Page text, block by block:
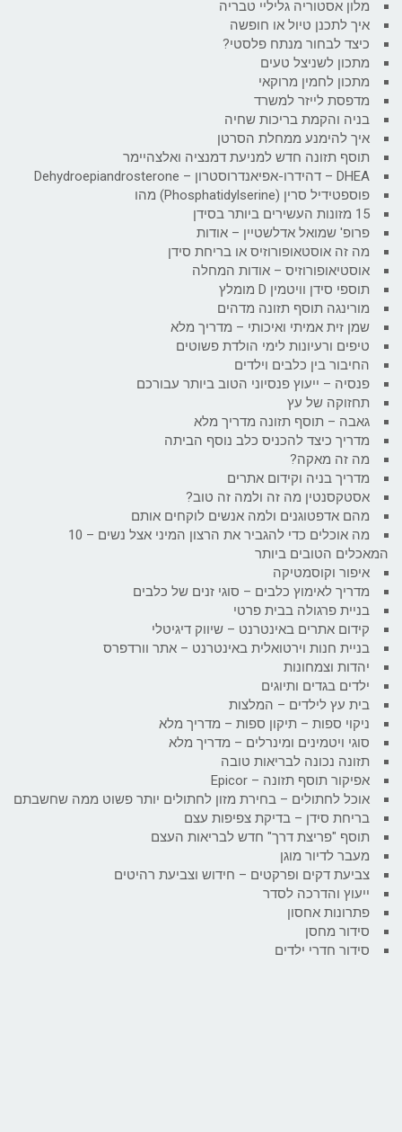
מלון אסטוריה גליליי טבריה
איך לתכנן טיול או חופשה
כיצד לבחור מנתח פלסטי?
מתכון לשניצל טעים
מתכון לחמין מרוקאי
מדפסת לייזר למשרד
בניה והקמת בריכות שחיה
איך להימנע ממחלת הסרטן
תוסף תזונה חדש למניעת דמנציה ואלצהיימר
DHEA – דהידרו-אפיאנדרוסטרון – Dehydroepiandrosterone
פוספטידיל סרין (Phosphatidylserine) מהו
15 מזונות העשירים ביותר בסידן
פרופ' שמואל אדלשטיין – אודות
מה זה אוסטאופורוזיס או בריחת סידן
אוסטיאופורוזיס – אודות המחלה
תוספי סידן וויטמין D מומלץ
מורינגה תוסף תזונה מדהים
שמן זית אמיתי ואיכותי – מדריך מלא
טיפים ורעיונות לימי הולדת פשוטים
החיבור בין כלבים וילדים
פנסיה – ייעוץ פנסיוני הטוב ביותר עבורכם
תחזוקה של עץ
גאבה – תוסף תזונה מדריך מלא
מדריך כיצד להכניס כלב נוסף הביתה
מה זה מאקה?
מדריך בניה וקידום אתרים
אסטקסנטין מה זה ולמה זה טוב?
מהם אדפטוגנים ולמה אנשים לוקחים אותם
מה אוכלים כדי להגביר את הרצון המיני אצל נשים – 10
המאכלים הטובים ביותר
איפור וקוסמטיקה
מדריך לאימוץ כלבים – סוגי זנים של כלבים
בניית פרגולה בבית פרטי
קידום אתרים באינטרנט – שיווק דיגיטלי
בניית חנות וירטואלית באינטרנט – אתר וורדפרס
יהדות וצמחונות
ילדים בגדים ותיוגים
בית עץ לילדים – המלצות
ניקוי ספות – תיקון ספות – מדריך מלא
סוגי ויטמינים ומינרלים – מדריך מלא
תזונה נכונה לבריאות טובה
אפיקור תוסף תזונה – Epicor
אוכל לחתולים – בחירת מזון לחתולים יותר פשוט ממה שחשבתם
בריחת סידן – בדיקת צפיפות עצם
תוסף "פריצת דרך" חדש לבריאות העצם
מעבר לדיור מוגן
צביעת דקים ופרקטים – חידוש וצביעת רהיטים
ייעוץ והדרכה לסדר
פתרונות אחסון
סידור מחסן
סידור חדרי ילדים